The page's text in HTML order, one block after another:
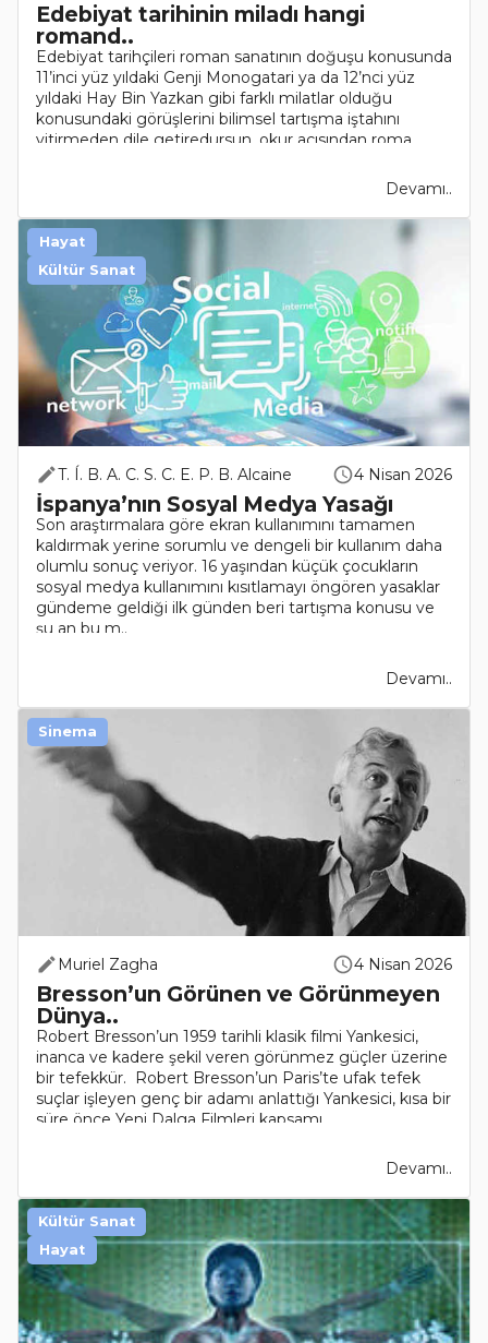
Edebiyat tarihinin miladı hangi
romand..
Edebiyat tarihçileri roman sanatının doğuşu konusunda
11’inci yüz yıldaki Genji Monogatari ya da 12’nci yüz
yıldaki Hay Bin Yazkan gibi farklı milatlar olduğu
konusundaki görüşlerini bilimsel tartışma iştahını
yitirmeden dile getiredursun, okur açısından roma..
Devamı..
T. Í. B. A. C. S. C. E. P. B. Alcaine 4 Nisan 2026
İspanya’nın Sosyal Medya Yasağı
Son araştırmalara göre ekran kullanımını tamamen
kaldırmak yerine sorumlu ve dengeli bir kullanım daha
olumlu sonuç veriyor. 16 yaşından küçük çocukların
sosyal medya kullanımını kısıtlamayı öngören yasaklar
gündeme geldiği ilk günden beri tartışma konusu ve
şu an bu m..
Devamı..
Hayat
Kültür Sanat
Muriel Zagha 4 Nisan 2026
Bresson’un Görünen ve Görünmeyen
Dünya..
Robert Bresson’un 1959 tarihli klasik filmi Yankesici,
inanca ve kadere şekil veren görünmez güçler üzerine
bir tefekkür. Robert Bresson’un Paris’te ufak tefek
suçlar işleyen genç bir adamı anlattığı Yankesici, kısa bir
süre önce Yeni Dalga Filmleri kapsamı..
Devamı..
Sinema
Kültür Sanat
Hayat